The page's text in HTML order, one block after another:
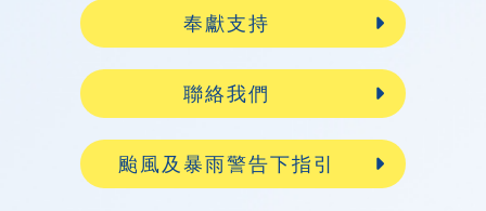
奉獻支持
聯絡我們
颱風及暴雨警告下指引